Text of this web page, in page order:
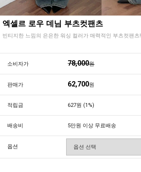
엑셀르 로우 데님 부츠컷팬츠
빈티지한 느낌의 은은한 워싱 컬러가 매력적인 부츠컷팬츠!
소비자가 78,000원
판매가 62,700원
적립금 627원 (1%)
배송비 5만원 이상 무료배송
옵션